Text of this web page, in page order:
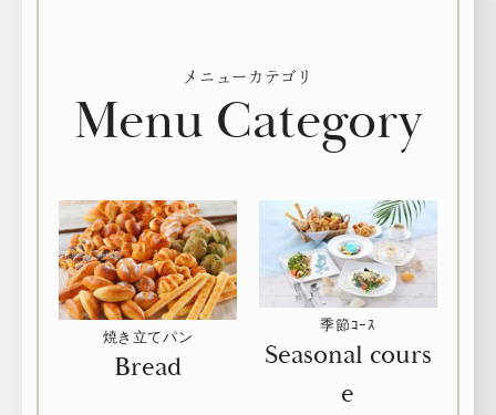
Menu Category
メニューカテゴリ
焼き立てパン
Bread
季節ｺｰｽ
Seasonal cours
e